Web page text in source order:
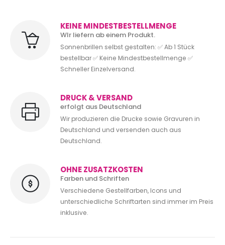
KEINE MINDESTBESTELLMENGE
WIr liefern ab einem Produkt.
Sonnenbrillen selbst gestalten: ✅ Ab 1 Stück
bestellbar ✅ Keine Mindestbestellmenge ✅
Schneller Einzelversand.
DRUCK & VERSAND
erfolgt aus Deutschland
Wir produzieren die Drucke sowie Gravuren in
Deutschland und versenden auch aus
Deutschland.
OHNE ZUSATZKOSTEN
Farben und Schriften
Verschiedene Gestellfarben, Icons und
unterschiedliche Schriftarten sind immer im Preis
inklusive.